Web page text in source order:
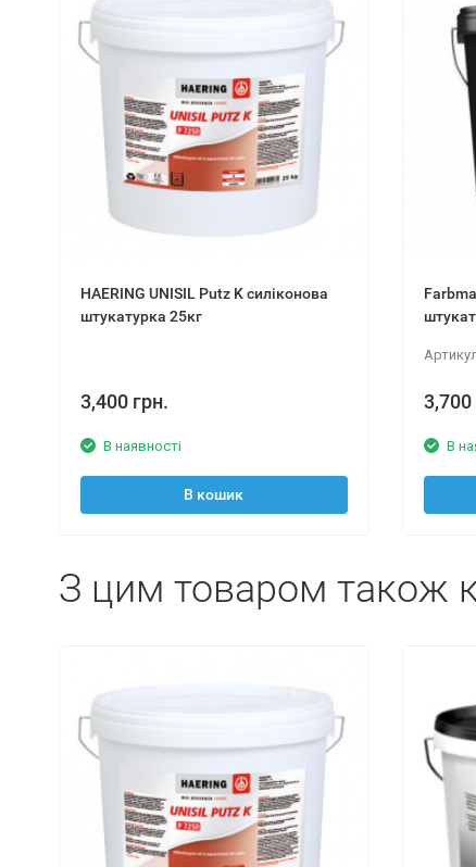
HAERING UNISIL Putz K силіконова
штукатурка 25кг
3,400 грн.
В наявності
В кошик
3,700
В
З цим товаром також